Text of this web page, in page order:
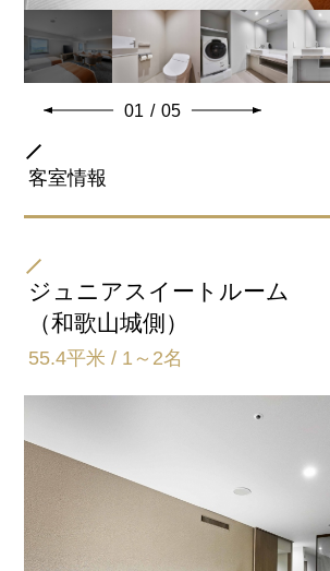
※ベビーベッド設置可
※高層階 確約予約のお部屋はプロジ
しております。
約35.7平米の広々のお部屋に幅122cm
お子様連れのご家族、友人、カップル
めです
「ReFa FINE BUBBLE PURE(シャワ
し、心地よく温め、うるおいを与えま
「ReFa BEAUTECH CURL IRON(カー
置。ReFaの独自技術でプロの技をテク
現。 美しい立体感がつづくレア髪カ
01 / 05
客室情報
ファミリーフォースルーム（和歌山城
ベッドサイズ
バスタイプ
特徴
ジュニアスイートルーム
（和歌山城側）
55.4平米 / 1～2名